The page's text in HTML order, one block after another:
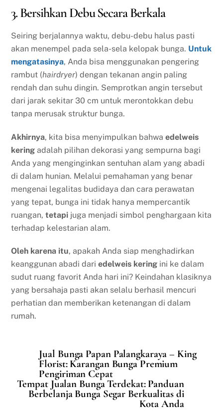
3. Bersihkan Debu Secara Berkala
Seiring berjalannya waktu, debu-debu halus pasti
akan menempel pada sela-sela kelopak bunga. Untuk
mengatasinya, Anda bisa menggunakan pengering
rambut (hairdryer) dengan tekanan angin paling
rendah dan suhu dingin. Semprotkan angin tersebut
dari jarak sekitar 30 cm untuk merontokkan debu
tanpa merusak struktur bunga.
Akhirnya, kita bisa menyimpulkan bahwaedelweis
kering adalah pilihan dekorasi yang sempurna bagi
Anda yang menginginkan sentuhan alam yang abadi
di dalam hunian. Melalui pemahaman yang benar
mengenai legalitas budidaya dan cara perawatan
yang tepat, bunga ini tidak hanya mempercantik
ruangan,tetapi juga menjadi simbol penghargaan kita
terhadap kelestarian alam.
Oleh karena itu, apakah Anda siap menghadirkan
keanggunan abadi dariedelweis kering ini ke dalam
sudut ruang favorit Anda hari ini? Keindahan klasiknya
yang bersahaja pasti akan selalu berhasil mencuri
perhatian dan memberikan ketenangan di dalam
rumah.
Jual Bunga Papan Palangkaraya – King
Florist: Karangan Bunga Premium
Pengiriman Cepat
Tempat Jualan Bunga Terdekat: Panduan
Berbelanja Bunga Segar Berkualitas di
Kota Anda